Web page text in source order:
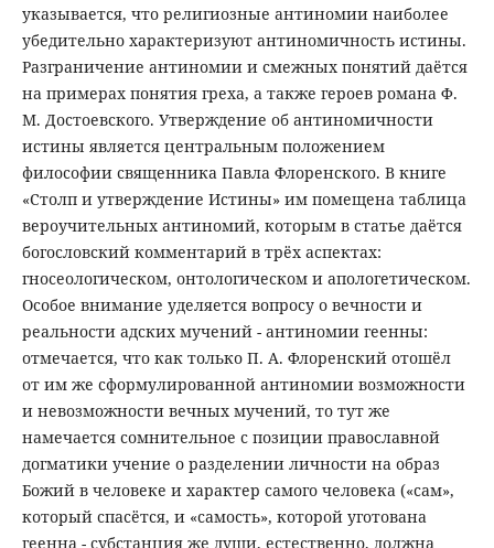
указывается, что религиозные антиномии наиболее
убедительно характеризуют антиномичность истины.
Разграничение антиномии и смежных понятий даётся
на примерах понятия греха, а также героев романа Ф.
М. Достоевского. Утверждение об антиномичности
истины является центральным положением
философии священника Павла Флоренского. В книге
«Столп и утверждение Истины» им помещена таблица
вероучительных антиномий, которым в статье даётся
богословский комментарий в трёх аспектах:
гносеологическом, онтологическом и апологетическом.
Особое внимание уделяется вопросу о вечности и
реальности адских мучений - антиномии геенны:
отмечается, что как только П. А. Флоренский отошёл
от им же сформулированной антиномии возможности
и невозможности вечных мучений, то тут же
намечается сомнительное с позиции православной
догматики учение о разделении личности на образ
Божий в человеке и характер самого человека («сам»,
который спасётся, и «самость», которой уготована
геенна - субстанция же души, естественно, должна